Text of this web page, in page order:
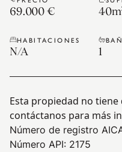
69.000 € 40
HABITACIONES
N/A 1
Esta propiedad no
contáctanos para más
Número de registro
Número API: 2175